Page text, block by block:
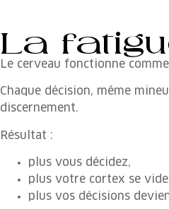
La
Le cerveau fonctionne
Chaque décision, même
discernement.
Résultat :
plus vous décidez,
plus votre cortex se
plus vos décisions